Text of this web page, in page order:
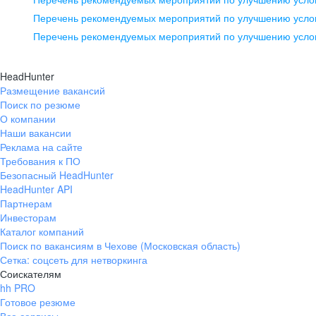
pr@ural.hh.ru
помещение 21
+7 383 207-94-64
pr@nsk.hh.ru
Перечень рекомендуемых мероприятий по улучшению
Перечень рекомендуемых мероприятий по улучшению
HeadHunter
Размещение вакансий
Поиск по резюме
О компании
Наши вакансии
Реклама на сайте
Требования к ПО
Безопасный HeadHunter
HeadHunter API
Партнерам
Инвесторам
Каталог компаний
Поиск по вакансиям в Чехове (Московская область)
Сетка: соцсеть для нетворкинга
Соискателям
hh PRO
Готовое резюме